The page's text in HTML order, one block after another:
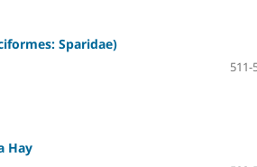
Sparidae)
511-
Hay